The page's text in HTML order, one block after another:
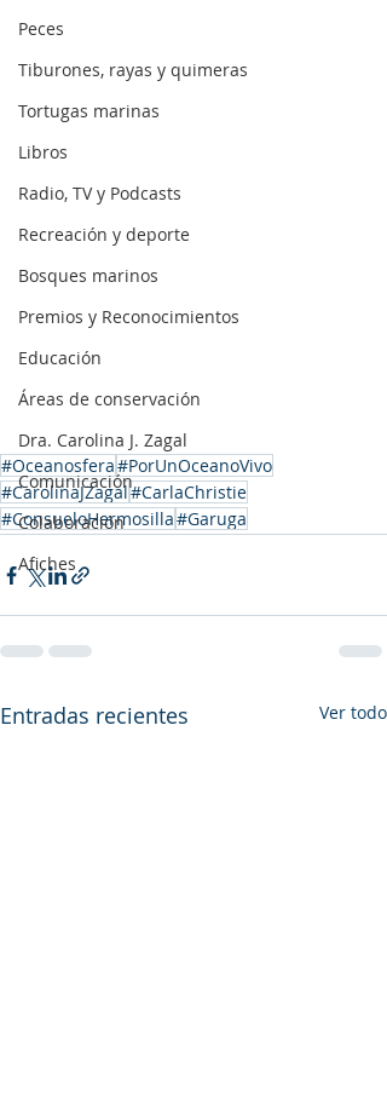
Peces
Tiburones, rayas y quimeras
Tortugas marinas
Libros
Radio, TV y Podcasts
Recreación y deporte
Bosques marinos
Premios y Reconocimientos
Educación
Áreas de conservación
Dra. Carolina J. Zagal
Comunicación
Colaboración
Afiches
#Oceanosfera#PorUnOceanoVivo
#CarolinaJZagal#CarlaChristie
#ConsueloHermosilla#Garuga
Entradas recientes Ver todo